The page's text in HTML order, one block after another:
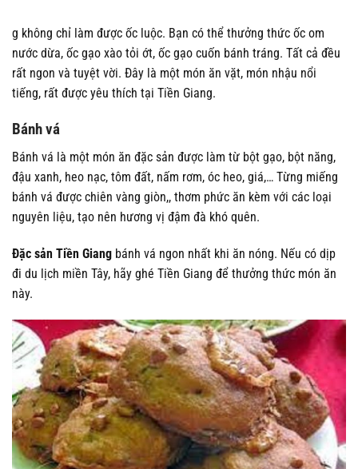
g không chỉ làm được ốc luộc. Bạn có thể thưởng thức ốc om
nước dừa, ốc gạo xào tỏi ớt, ốc gạo cuốn bánh tráng. Tất cả đều
rất ngon và tuyệt vời. Đây là một món ăn vặt, món nhậu nổi
tiếng, rất được yêu thích tại Tiền Giang.
Bánh vá
Bánh vá là một món ăn đặc sản được làm từ bột gạo, bột năng,
đậu xanh, heo nạc, tôm đất, nấm rơm, óc heo, giá,… Từng miếng
bánh vá được chiên vàng giòn,, thơm phức ăn kèm với các loại
nguyên liệu, tạo nên hương vị đậm đà khó quên.
Đặc sản Tiền Giang bánh vá ngon nhất khi ăn nóng. Nếu có dịp
đi du lịch miền Tây, hãy ghé Tiền Giang để thưởng thức món ăn
này.